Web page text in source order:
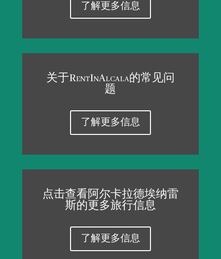
了解更多信息
关于RentInAlcala的常见问
题
了解更多信息
点击查看阿尔卡拉德埃纳雷
斯的更多旅行信息
了解更多信息